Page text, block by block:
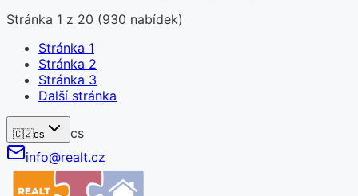
Stránka 1 z 20 (930 nabídek)
Stránka 1
Stránka 2
Stránka 3
Další stránka
🇨🇿cs
cs
info@realt.cz